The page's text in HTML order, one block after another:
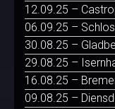
12.09.25 –
06.09.25 –
30.08.25 –
29.08.25 –
16.08.25 –
09.08.25 –